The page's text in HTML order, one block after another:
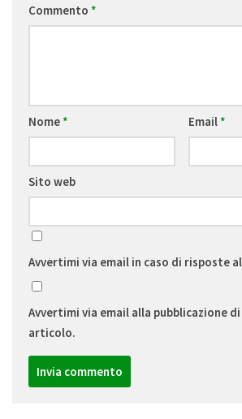
Commento *
Nome* Email*
Sito web
Avvertimi via email in caso di risposte
Avvertimi via email alla pubblicazione di
articolo.